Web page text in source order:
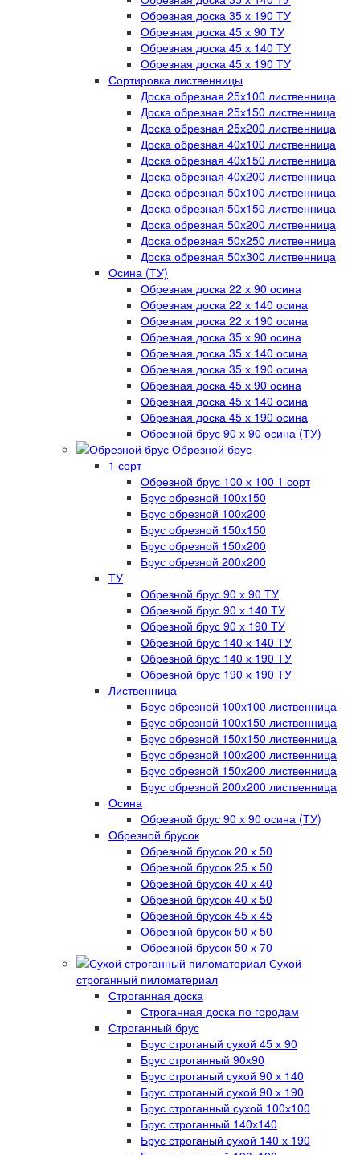
Обрезная доска 35 х 190 ТУ
Обрезная доска 45 х 90 ТУ
Обрезная доска 45 х 140 ТУ
Обрезная доска 45 х 190 ТУ
Сортировка лиственницы
Доска обрезная 25х100 лиственница
Доска обрезная 25х150 лиственница
Доска обрезная 25х200 лиственница
Доска обрезная 40х100 лиственница
Доска обрезная 40х150 лиственница
Доска обрезная 40х200 лиственница
Доска обрезная 50х100 лиственница
Доска обрезная 50х150 лиственница
Доска обрезная 50х200 лиственница
Доска обрезная 50х250 лиственница
Доска обрезная 50х300 лиственница
Осина (ТУ)
Обрезная доска 22 х 90 осина
Обрезная доска 22 х 140 осина
Обрезная доска 22 х 190 осина
Обрезная доска 35 х 90 осина
Обрезная доска 35 х 140 осина
Обрезная доска 35 х 190 осина
Обрезная доска 45 х 90 осина
Обрезная доска 45 х 140 осина
Обрезная доска 45 х 190 осина
Обрезной брус 90 х 90 осина (ТУ)
Обрезной брус
1 сорт
Обрезной брус 100 х 100 1 сорт
Брус обрезной 100х150
Брус обрезной 100х200
Брус обрезной 150х150
Брус обрезной 150х200
Брус обрезной 200х200
ТУ
Обрезной брус 90 х 90 ТУ
Обрезной брус 90 х 140 ТУ
Обрезной брус 90 х 190 ТУ
Обрезной брус 140 х 140 ТУ
Обрезной брус 140 х 190 ТУ
Обрезной брус 190 х 190 ТУ
Лиственница
Брус обрезной 100х100 лиственница
Брус обрезной 100х150 лиственница
Брус обрезной 150х150 лиственница
Брус обрезной 100х200 лиственница
Брус обрезной 150х200 лиственница
Брус обрезной 200х200 лиственница
Осина
Обрезной брус 90 х 90 осина (ТУ)
Обрезной брусок
Обрезной брусок 20 х 50
Обрезной брусок 25 х 50
Обрезной брусок 40 х 40
Обрезной брусок 40 х 50
Обрезной брусок 45 х 45
Обрезной брусок 50 х 50
Обрезной брусок 50 х 70
Сухой
строганный пиломатериал
Строганная доска
Строганная доска по городам
Строганный брус
Брус строганый сухой 45 х 90
Брус строганный 90х90
Брус строганый сухой 90 х 140
Брус строганый сухой 90 х 190
Брус строганный сухой 100х100
Брус строганный 140х140
Брус строганый сухой 140 х 190